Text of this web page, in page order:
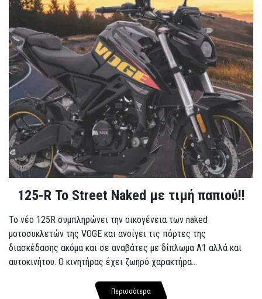
125-R Το Street Naked με τιμή παπιού!!
Το νέο 125R συμπληρώνει την οικογένεια των naked
μοτοσυκλετών της VOGE και ανοίγει τις πόρτες της
διασκέδασης ακόμα και σε αναβάτες με δίπλωμα A1 αλλά και
αυτοκινήτου. Ο κινητήρας έχει ζωηρό χαρακτήρα...
Περισσότερα